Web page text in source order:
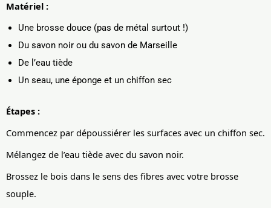
Matériel :
Une brosse douce (pas de métal surtout !)
Du savon noir ou du savon de Marseille
De l’eau tiède
Un seau, une éponge et un chiffon sec
Étapes :
Commencez par dépoussiérer les surfaces avec un chiffon sec.
Mélangez de l’eau tiède avec du savon noir.
Brossez le bois dans le sens des fibres avec votre brosse
souple.